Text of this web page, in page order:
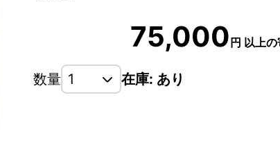
75,000円 以上
数量 在庫: あり